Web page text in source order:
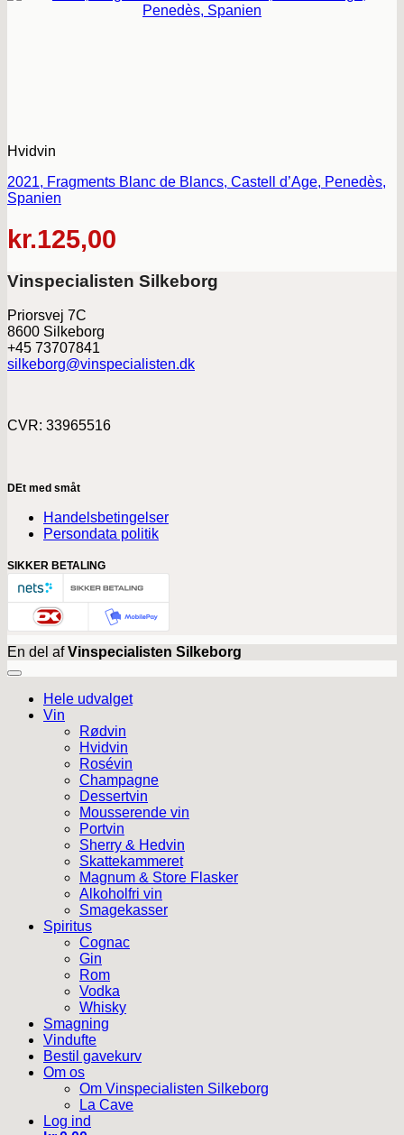
Hvidvin
2021, Fragments Blanc de Blancs, Castell d’Age, Penedès,
Spanien
kr.125,00
Vinspecialisten Silkeborg
Priorsvej 7C
8600 Silkeborg
+45 73707841
silkeborg@vinspecialisten.dk
CVR: 33965516
DEt med småt
Handelsbetingelser
Persondata politik
SIKKER BETALING
En del afVinspecialisten Silkeborg
Hele udvalget
Vin
Rødvin
Hvidvin
Rosévin
Champagne
Dessertvin
Mousserende vin
Portvin
Sherry & Hedvin
Skattekammeret
Magnum & Store Flasker
Alkoholfri vin
Smagekasser
Spiritus
Cognac
Gin
Rom
Vodka
Whisky
Smagning
Vindufte
Bestil gavekurv
Om os
Om Vinspecialisten Silkeborg
La Cave
Log ind